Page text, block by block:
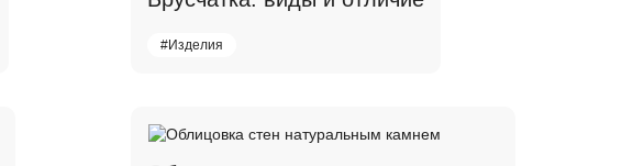
#Изделия